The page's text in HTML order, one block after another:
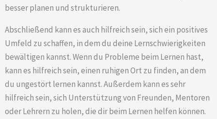
besser planen und strukturieren.
Abschließend kann es auch hilfreich sein, sich ein positives
Umfeld zu schaffen, in dem du deine Lernschwierigkeiten
bewältigen kannst. Wenn du Probleme beim Lernen hast,
kann es hilfreich sein, einen ruhigen Ort zu finden, an dem
du ungestört lernen kannst. Außerdem kann es sehr
hilfreich sein, sich Unterstützung von Freunden, Mentoren
oder Lehrern zu holen, die dir beim Lernen helfen können.